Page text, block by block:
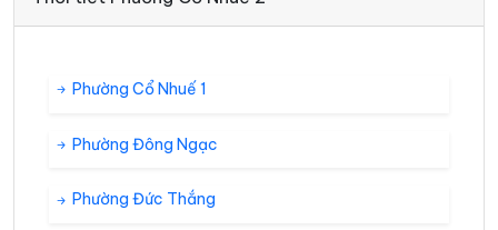
Phường Cổ Nhuế 1
Phường Đông Ngạc
Phường Đức Thắng